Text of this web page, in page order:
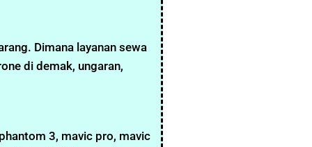
Dimana layanan sewa
di demak, ungaran,
3, mavic pro, mavic